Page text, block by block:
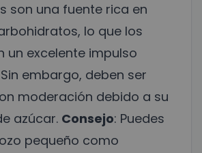
son una fuente rica en
lo que los
un excelente impulso
embargo, deben ser
moderación debido a su
azúcar. Consejo: Puedes
pequeño como